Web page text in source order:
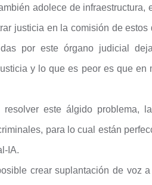
adolece de infraestructura,
justicia en la comisión de
por este órgano judicial
y lo que es peor es que en
este álgido problema,
para lo cual están
IA.
crear suplantación de voz